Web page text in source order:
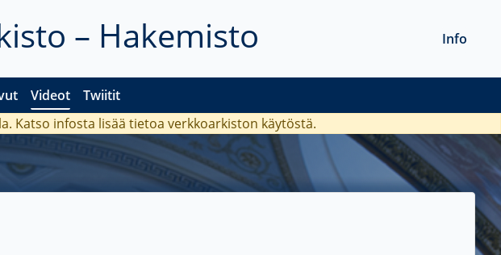
– Hakemisto
Videot Twiitit
Info
Katso infosta lisää tietoa verkkoarkiston käytöstä.